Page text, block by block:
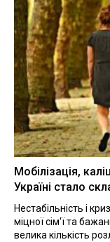
Мобілізація,
Україні стало
Нестабільність і
міцної сім'ї та
велика кількість